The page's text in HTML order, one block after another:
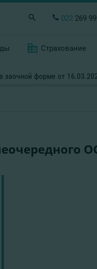
022 269
Страхование
заочной форме от